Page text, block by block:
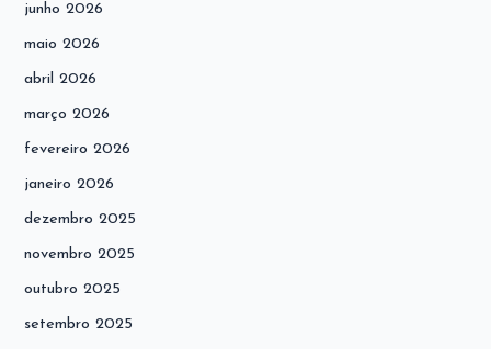
junho 2026
maio 2026
abril 2026
março 2026
fevereiro 2026
janeiro 2026
dezembro 2025
novembro 2025
outubro 2025
setembro 2025